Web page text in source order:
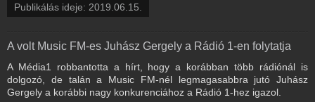
Publikálás ideje: 2019.06.15.
A volt Music FM-es Juhász Gergely a Rádió 1-en folytatja
A Média1 robbantotta a hírt, hogy a korábban több rádiónál is
dolgozó, de talán a Music FM-nél legmagasabbra jutó Juhász
Gergely a korábbi nagy konkurenciához a Rádió 1-hez igazol.